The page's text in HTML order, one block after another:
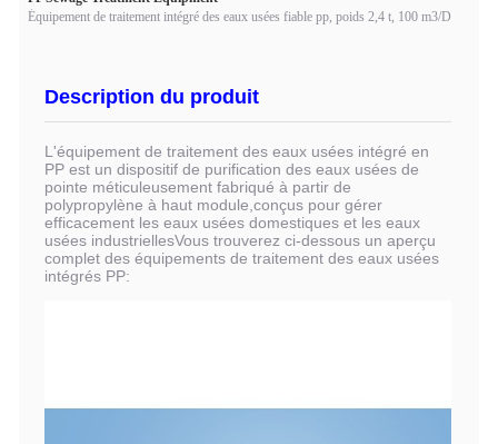
Équipement de traitement intégré des eaux usées fiable pp, poids 2,4 t, 100 m3/D
Description du produit
L'équipement de traitement des eaux usées intégré en
PP est un dispositif de purification des eaux usées de
pointe méticuleusement fabriqué à partir de
polypropylène à haut module,conçus pour gérer
efficacement les eaux usées domestiques et les eaux
usées industriellesVous trouverez ci-dessous un aperçu
complet des équipements de traitement des eaux usées
intégrés PP: